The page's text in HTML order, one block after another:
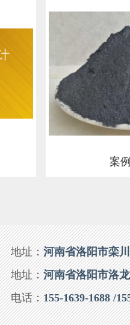
案
地址：河南省洛阳市栾
地址：河南省洛阳市洛
电话：155-1639-1688 /